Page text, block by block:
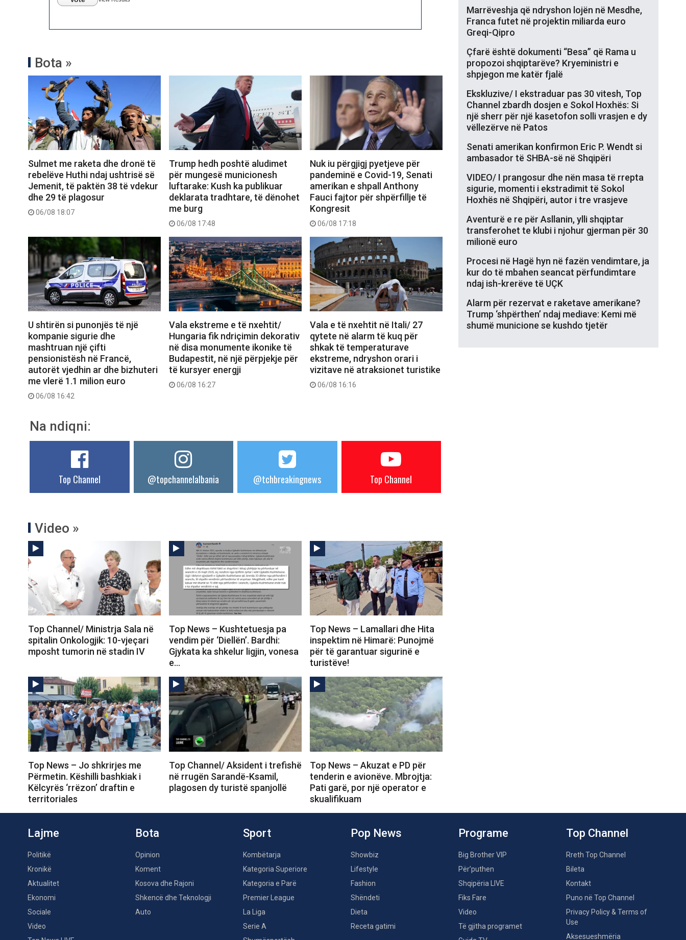
Bota »
Sulmet me raketa dhe dronë të
rebelëve Huthi ndaj ushtrisë së
Jemenit, të paktën 38 të vdekur
dhe 29 të plagosur
06/08 18:07
Trump hedh poshtë aludimet
për mungesë municionesh
luftarake: Kush ka publikuar
deklarata tradhtare, të dënohet
me burg
06/08 17:48
Nuk iu përgjigj pyetjeve për
pandeminë e Covid-19, Senati
amerikan e shpall Anthony
Fauci fajtor për shpërfillje të
Kongresit
06/08 17:18
U shtirën si punonjës të një
kompanie sigurie dhe
mashtruan një çifti
pensionistësh në Francë,
autorët vjedhin ar dhe bizhuteri
me vlerë 1.1 milion euro
06/08 16:42
Vala ekstreme e të nxehtit/
Hungaria fik ndriçimin dekorativ
në disa monumente ikonike të
Budapestit, në një përpjekje për
të kursyer energji
06/08 16:27
Vala e të nxehtit në Itali/ 27
qytete në alarm të kuq për
shkak të temperaturave
ekstreme, ndryshon orari i
vizitave në atraksionet turistike
06/08 16:16
Na ndiqni:
Top Channel @topchannelalbania @tchbreakingnews Top Channel
Video »
Top Channel/ Ministrja Sala në
spitalin Onkologjik: 10-vjeçari
mposht tumorin në stadin IV
Top News – Kushtetuesja pa
vendim për ‘Diellën’. Bardhi:
Gjykata ka shkelur ligjin, vonesa
e…
Top News – Lamallari dhe Hita
inspektim në Himarë: Punojmë
për të garantuar sigurinë e
turistëve!
Top News – Jo shkrirjes me
Përmetin. Këshilli bashkiak i
Këlcyrës ‘rrëzon’ draftin e
territoriales
Top Channel/ Aksident i trefishë
në rrugën Sarandë-Ksamil,
plagosen dy turistë spanjollë
Top News – Akuzat e PD për
tenderin e avionëve. Mbrojtja:
Pati garë, por një operator e
skualifikuam
Marrëveshja që ndryshon lojën në Mesdhe,
Franca futet në projektin miliarda euro
Greqi-Qipro
Çfarë është dokumenti “Besa” që Rama u
propozoi shqiptarëve? Kryeministri e
shpjegon me katër fjalë
Ekskluzive/ I ekstraduar pas 30 vitesh, Top
Channel zbardh dosjen e Sokol Hoxhës: Si
një sherr për një kasetofon solli vrasjen e dy
vëllezërve në Patos
Senati amerikan konfirmon Eric P. Wendt si
ambasador të SHBA-së në Shqipëri
VIDEO/ I prangosur dhe nën masa të rrepta
sigurie, momenti i ekstradimit të Sokol
Hoxhës në Shqipëri, autor i tre vrasjeve
Aventurë e re për Asllanin, ylli shqiptar
transferohet te klubi i njohur gjerman për 30
milionë euro
Procesi në Hagë hyn në fazën vendimtare, ja
kur do të mbahen seancat përfundimtare
ndaj ish-krerëve të UÇK
Alarm për rezervat e raketave amerikane?
Trump ‘shpërthen’ ndaj mediave: Kemi më
shumë municione se kushdo tjetër
Lajme
Politikë
Kronikë
Aktualitet
Ekonomi
Sociale
Video
Bota
Opinion
Koment
Kosova dhe Rajoni
Shkencë dhe Teknologji
Auto
Sport
Kombëtarja
Kategoria Superiore
Kategoria e Parë
Premier League
La Liga
Serie A
Pop News
Showbiz
Lifestyle
Fashion
Shëndeti
Dieta
Receta gatimi
Programe
Big Brother VIP
Për’puthen
Shqipëria LIVE
Fiks Fare
Video
Të gjitha programet
Top Channel
Rreth Top Channel
Bileta
Kontakt
Puno në Top Channel
Privacy Policy & Terms of
Use
Aksesueshmëria